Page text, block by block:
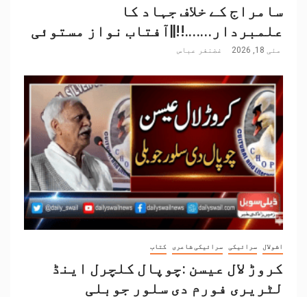
سامراج کے خلاف جہاد کا
علمبردار…….!!||آفتاب نواز مستوئی
مئی 18, 2026 غضنفر عباس
اشولال سرائیکی سرائیکی شاعری کتاب
کروڑ لال عیسن :چوپال کلچرل اینڈ
لٹریری فورم دی سلور جوبلی